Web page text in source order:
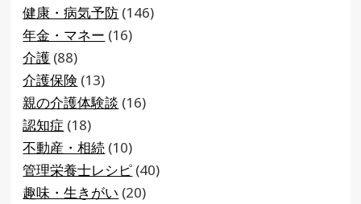
健康・病気予防 (146)
年金・マネー (16)
介護 (88)
介護保険 (13)
親の介護体験談 (16)
認知症 (18)
不動産・相続 (10)
管理栄養士レシピ (40)
趣味・生きがい (20)